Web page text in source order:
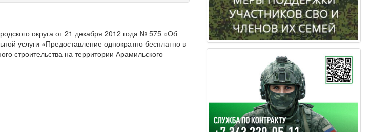
округа от 21 декабря 2012 года № 575 «Об
услуги «Предоставление однократно бесплатно в
строительства на территории Арамильского